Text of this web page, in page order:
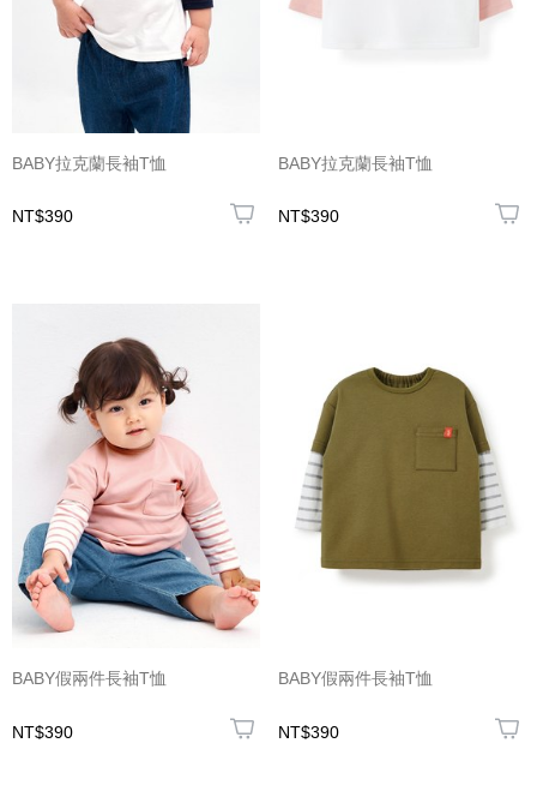
BABY拉克蘭長袖T恤
NT$390
BABY拉克蘭長袖T恤
NT$390
BABY假兩件長袖T恤
NT$390
BABY假兩件長袖T恤
NT$390